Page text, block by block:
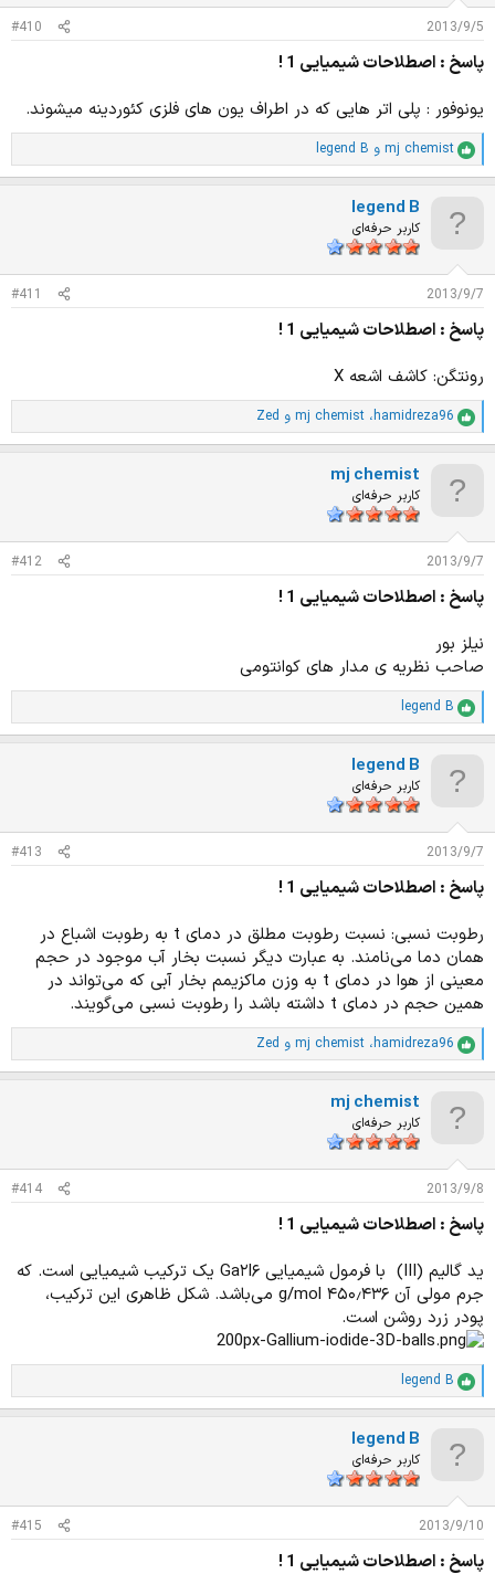
ت
:
2013/9/5
#410
پاسخ : اصطلاحات شیمیایی 1 !
یونوفور : پلی اتر هایی که در اطراف یون های فلزی کئوردینه میشوند.
ا
م
ت
:
mj chemist و legend B
legend B
کاربر حرفه‌ای
2013/9/7
#411
پاسخ : اصطلاحات شیمیایی 1 !
رونتگن: کاشف اشعه X
ا
م
ت
:
hamidreza96، mj chemist و Zed
mj chemist
کاربر حرفه‌ای
2013/9/7
#412
پاسخ : اصطلاحات شیمیایی 1 !
نیلز بور
صاحب نظریه ی مدار های کوانتومی
ا
م
ت
:
legend B
legend B
کاربر حرفه‌ای
2013/9/7
#413
پاسخ : اصطلاحات شیمیایی 1 !
رطوبت نسبی: نسبت رطوبت مطلق در دمای t به رطوبت اشباع در
همان دما می‌نامند. به عبارت دیگر نسبت بخار آب موجود در حجم
معینی از هوا در دمای t به وزن ماکزیمم بخار آبی که می‌تواند در
همین حجم در دمای t داشته باشد را رطوبت نسبی می‌گویند.
ا
م
ت
:
hamidreza96، mj chemist و Zed
mj chemist
کاربر حرفه‌ای
2013/9/8
#414
پاسخ : اصطلاحات شیمیایی 1 !
ید گالیم (III) ‏ با فرمول شیمیایی Ga۲I۶ یک ترکیب شیمیایی است. که
جرم مولی آن ۴۵۰٫۴۳۶ g/mol می‌باشد. شکل ظاهری این ترکیب،
پودر زرد روشن است.
ا
م
ت
legend B
legend B
کاربر حرفه‌ای
2013/9/10
#415
پاسخ : اصطلاحات شیمیایی 1 !